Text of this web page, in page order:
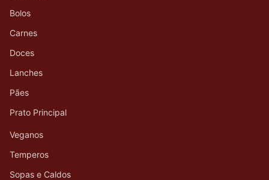
Bolos
Carnes
Doces
Lanches
Pães
Prato Principal
Veganos
Temperos
Sopas e Caldos